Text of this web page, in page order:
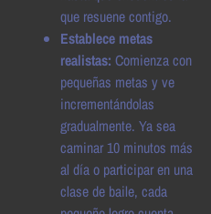
que resuene contigo.
Establece metas
realistas: Comienza con
pequeñas metas y ve
incrementándolas
gradualmente. Ya sea
caminar 10 minutos más
al día o participar en una
clase de baile, cada